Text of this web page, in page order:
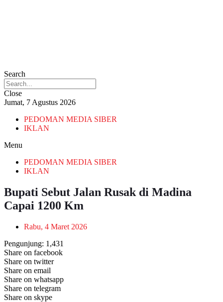
Search
Close
Jumat, 7 Agustus 2026
PEDOMAN MEDIA SIBER
IKLAN
Menu
PEDOMAN MEDIA SIBER
IKLAN
Bupati Sebut Jalan Rusak di Madina
Capai 1200 Km
Rabu, 4 Maret 2026
Pengunjung: 1,431
Share on facebook
Share on twitter
Share on email
Share on whatsapp
Share on telegram
Share on skype